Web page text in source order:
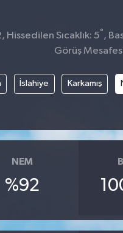
Hissedilen Sıcaklık: 5° ,
Görüş
İslahiye Karkamış
NEM
%92